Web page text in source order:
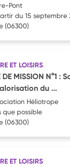
Pont
du 15 septembre
(06300)
ET LOISIRS
DE MISSION N°1 :
du ...
Héliotrope
que possible
(06300)
ET LOISIRS